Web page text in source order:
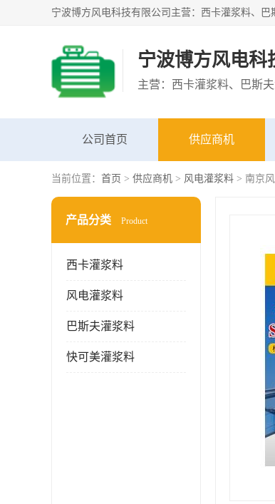
宁波博方风电科
公司首页 供应商机
当前位置： 首页 > 供应商机 > 风电灌浆料 > 南京
产品分类 Product
西卡灌浆料
风电灌浆料
巴斯夫灌浆料
快可美灌浆料